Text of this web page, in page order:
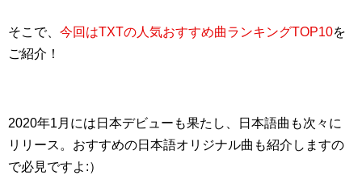
そこで、 今回はTXTの人気おすすめ曲ランキングTOP10を
ご紹介！
2020年1月には日本デビューも果たし、日本語曲も次々に
リリース。おすすめの日本語オリジナル曲も紹介しますの
で必見ですよ:）